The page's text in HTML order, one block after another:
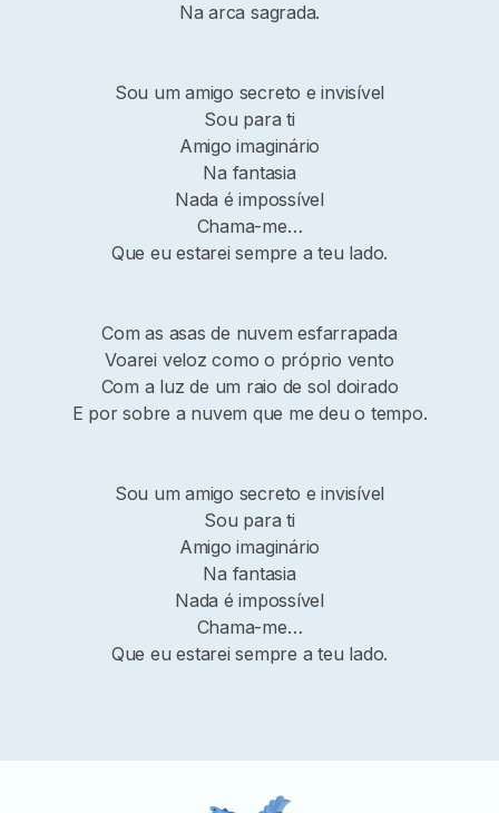
Na arca sagrada.
Sou um amigo secreto e invisível
Sou para ti
Amigo imaginário
Na fantasia
Nada é impossível
Chama-me…
Que eu estarei sempre a teu lado.
Com as asas de nuvem esfarrapada
Voarei veloz como o próprio vento
Com a luz de um raio de sol doirado
E por sobre a nuvem que me deu o tempo.
Sou um amigo secreto e invisível
Sou para ti
Amigo imaginário
Na fantasia
Nada é impossível
Chama-me…
Que eu estarei sempre a teu lado.